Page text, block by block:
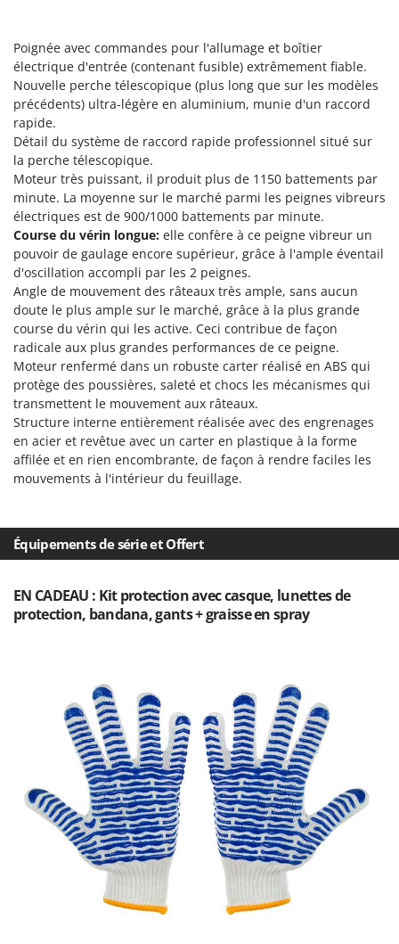
Trancheuses
Trancheuses de sol
Transpalettes
Treuils de débardage
Tronçonneuses
V
Vêtements de Sécurité
Vibroculteurs à tracteur
LAR Casalinghi
Lavor
Linea VZ
Lisam
Lotusgrill
M
M.A.I.BO.
Macom
Macte Ovens
Makita
MAMMAMIA
Marcato
Marina Systems
Master
Mastercook
Masterpro
Michelin
Minox
Mockmill
MOVA
Mowox
MTD
N
New O.M.R.A.
Nilfisk
Ninja
Poignée avec commandes pour l'allumage et boîtier
électrique d'entrée (contenant fusible) extrêmement fiable.
Nouvelle perche télescopique (plus long que sur les modèles
précédents) ultra-légère en aluminium, munie d'un raccord
rapide.
Détail du système de raccord rapide professionnel situé sur
la perche télescopique.
Moteur très puissant, il produit plus de 1150 battements par
minute. La moyenne sur le marché parmi les peignes vibreurs
électriques est de 900/1000 battements par minute.
Course du vérin longue: elle confère à ce peigne vibreur un
pouvoir de gaulage encore supérieur, grâce à l'ample éventail
d'oscillation accompli par les 2 peignes.
Angle de mouvement des râteaux très ample, sans aucun
doute le plus ample sur le marché, grâce à la plus grande
course du vérin qui les active. Ceci contribue de façon
radicale aux plus grandes performances de ce peigne.
Moteur renfermé dans un robuste carter réalisé en ABS qui
protège des poussières, saleté et chocs les mécanismes qui
transmettent le mouvement aux râteaux.
Structure interne entièrement réalisée avec des engrenages
en acier et revêtue avec un carter en plastique à la forme
affilée et en rien encombrante, de façon à rendre faciles les
mouvements à l'intérieur du feuillage.
Équipements de série et Offert
EN CADEAU : Kit protection avec casque, lunettes de
protection, bandana, gants + graisse en spray